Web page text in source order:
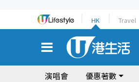
HK Travel
演唱會 優惠著數